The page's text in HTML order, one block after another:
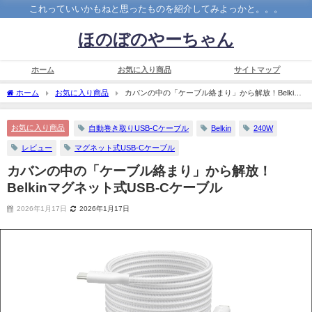
これっていいかもねと思ったものを紹介してみよっかと。。。
ほのぼのやーちゃん
ホーム お気に入り商品 サイトマップ
ホーム お気に入り商品
カバンの中の「ケーブル絡まり」から解放！Belkin
マグネット式USB-Cケーブル
お気に入り商品 自動巻き取りUSB-Cケーブル Belkin 240W
レビュー マグネット式USB-Cケーブル
カバンの中の「ケーブル絡まり」から解放！
Belkinマグネット式USB-Cケーブル
2026年1月17日 2026年1月17日